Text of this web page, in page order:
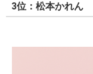
3位：松本かれん